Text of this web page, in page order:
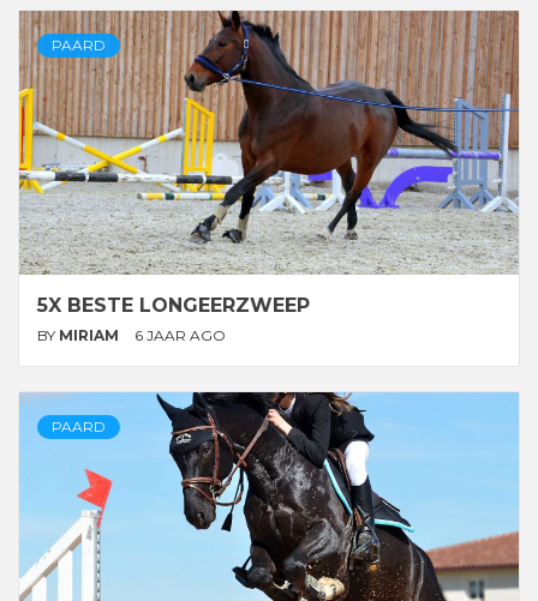
PAARD
5X BESTE LONGEERZWEEP
BY MIRIAM 6 JAAR AGO
PAARD